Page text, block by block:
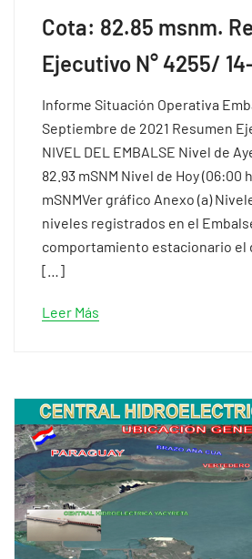
Cota: 82.85 msnm.
Ejecutivo N° 4255/
Informe Situación Operativa
Septiembre de 2021 Resumen
NIVEL DEL EMBALSE Nivel de
82.93 mSNM Nivel de Hoy (06:00
mSNMVer gráfico Anexo (a)
niveles registrados en el
comportamiento estacionario el
[…]
Leer Más